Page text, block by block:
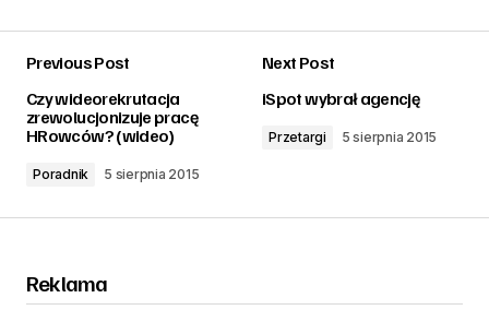
Previous Post
Czy wideorekrutacja
zrewolucjonizuje pracę
HRowców? (wideo)
Poradnik 5 sierpnia 2015
Next Post
iSpot wybrał agencję
Przetargi 5 sierpnia 2015
Reklama